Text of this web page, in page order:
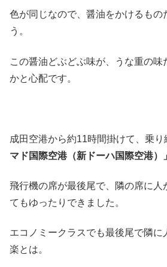
色が同じなので、醤油をかけるもの
う。
この醤油どぶどぶ味が、うな重の味
かと心配です。
成田空港から約11時間掛けて、乗
マド国際空港（新ドーハ国際空港）」
飛行機の席が最後尾で、隣の席に人
てもゆったりできました。
エコノミークラスでも最後尾で隣に
楽とは。